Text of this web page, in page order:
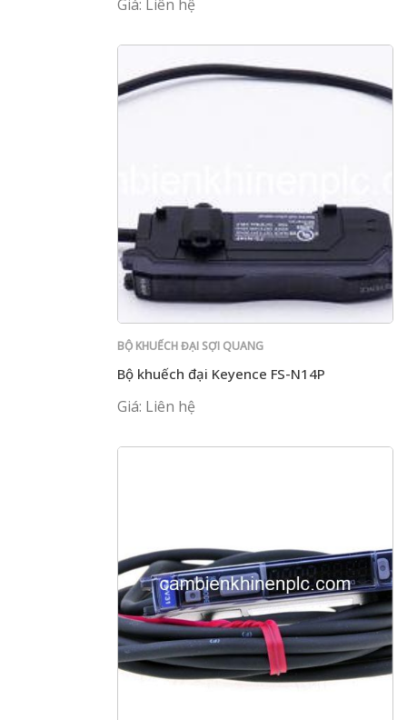
Giá: Liên hệ
BỘ KHUẾCH ĐẠI SỢI QUANG
Bộ khuếch đại Keyence FS-N14P
Giá: Liên hệ